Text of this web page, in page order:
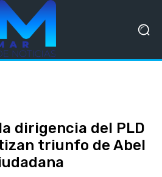
dirigencia del PLD
triunfo de Abel